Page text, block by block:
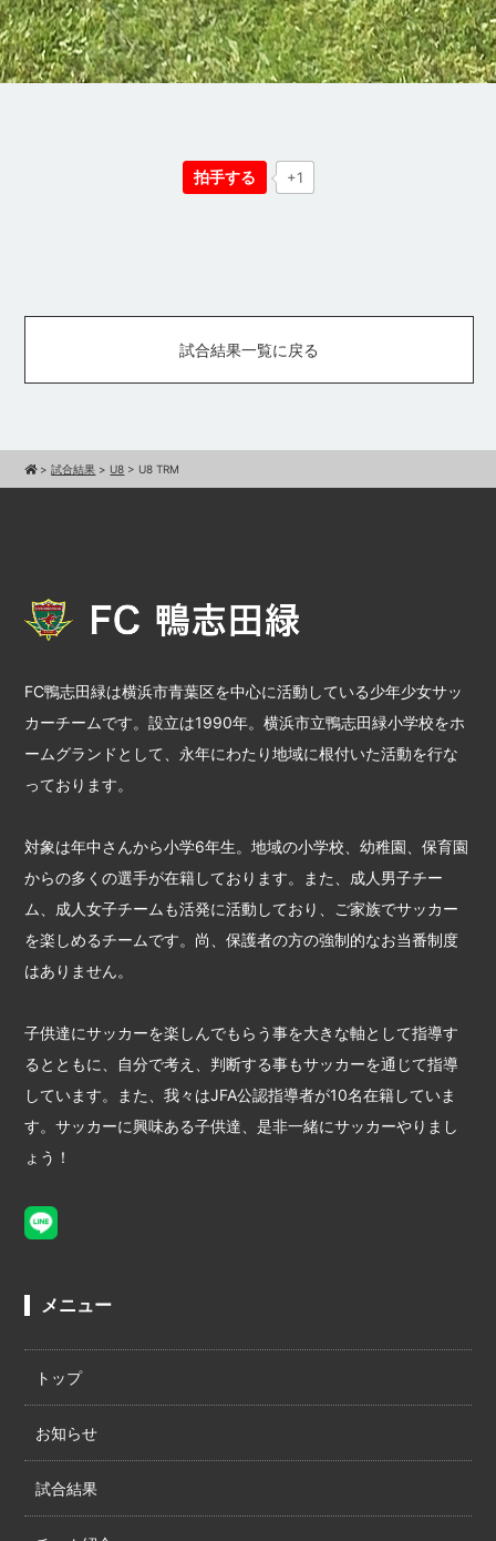
拍手する +1
試合結果一覧に戻る
>試合結果 > U8 > U8 TRM
FC鴨志田緑は横浜市青葉区を中心に活動している少年少女サッ
カーチームです。設立は1990年。横浜市立鴨志田緑小学校をホ
ームグランドとして、永年にわたり地域に根付いた活動を行な
っております。
対象は年中さんから小学6年生。地域の小学校、幼稚園、保育園
からの多くの選手が在籍しております。また、成人男子チー
ム、成人女子チームも活発に活動しており、ご家族でサッカー
を楽しめるチームです。尚、保護者の方の強制的なお当番制度
はありません。
子供達にサッカーを楽しんでもらう事を大きな軸として指導す
るとともに、自分で考え、判断する事もサッカーを通じて指導
しています。また、我々はJFA公認指導者が10名在籍していま
す。サッカーに興味ある子供達、是非一緒にサッカーやりまし
ょう！
メニュー
トップ
お知らせ
試合結果